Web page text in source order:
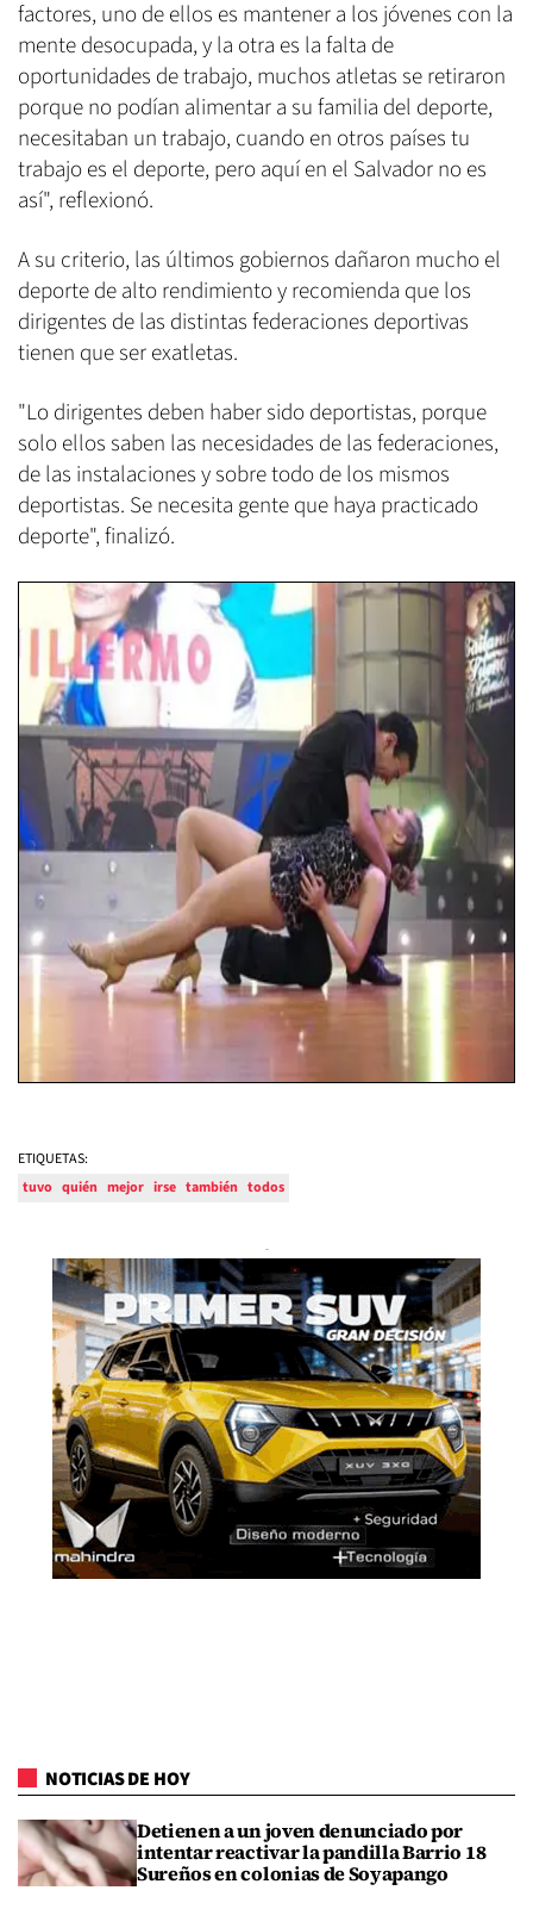
factores, uno de ellos es mantener a los jóvenes con la
mente desocupada, y la otra es la falta de
oportunidades de trabajo, muchos atletas se retiraron
porque no podían alimentar a su familia del deporte,
necesitaban un trabajo, cuando en otros países tu
trabajo es el deporte, pero aquí en el Salvador no es
así", reflexionó.
A su criterio, las últimos gobiernos dañaron mucho el
deporte de alto rendimiento y recomienda que los
dirigentes de las distintas federaciones deportivas
tienen que ser exatletas.
"Lo dirigentes deben haber sido deportistas, porque
solo ellos saben las necesidades de las federaciones,
de las instalaciones y sobre todo de los mismos
deportistas. Se necesita gente que haya practicado
deporte", finalizó.
ETIQUETAS:
tuvo quién mejor irse también todos
NOTICIAS DE HOY
Detienen a un joven denunciado por
intentar reactivar la pandilla Barrio 18
Sureños en colonias de Soyapango